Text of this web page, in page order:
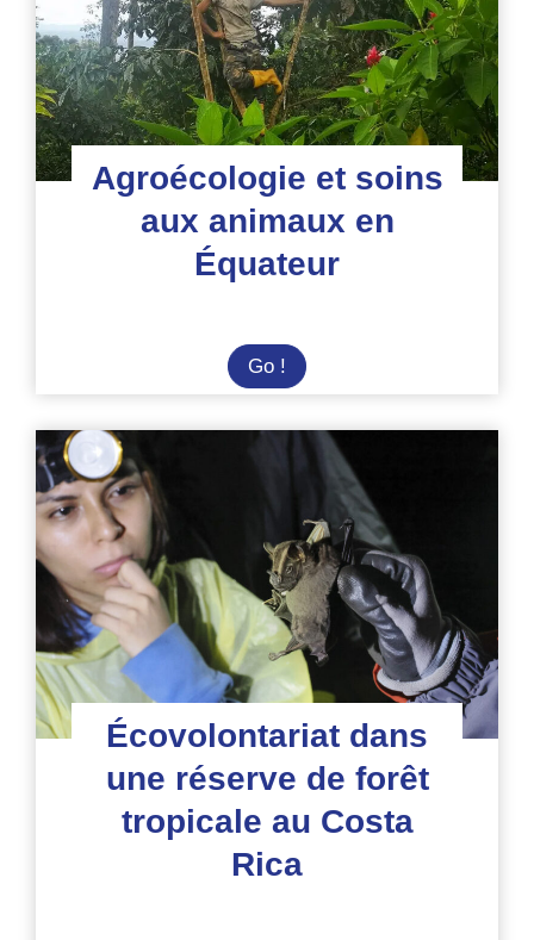
régénération
de
la
biodiversité
Agroécologie et soins
aux animaux en
Équateur
Go ! Agroécologie
et
soins
animaux
en
Équateur
Écovolontariat dans
une réserve de forêt
tropicale au Costa
Rica